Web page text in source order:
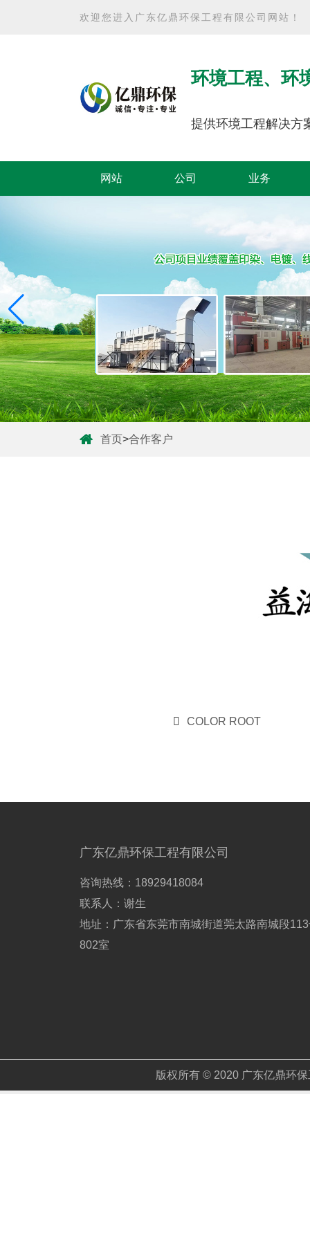
欢迎您进入广东亿鼎环保工程有限公司网站！
环境工程、环
提供环境工程解决方
网站 公司 业务
首页>合作客户
COLOR ROOT
广东亿鼎环保工程有限公司
咨询热线：18929418084
联系人：谢生
地址：广东省东莞市南城街道莞太路南城段
802室
版权所有 © 2020 广东亿鼎环